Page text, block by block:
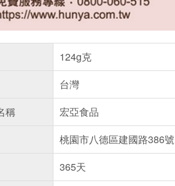
124g克
台灣
稱
宏亞食品
桃園市八德區建國路386號
365天